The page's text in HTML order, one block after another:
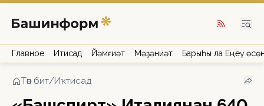
Главное Иҡтисад Йәмғиәт Мәҙәниәт Барыһы ла Еңеү
Төп бит/Иҡтисад